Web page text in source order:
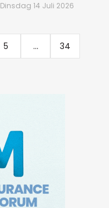
Dinsdag 14 Juli 2026
5 ... 34